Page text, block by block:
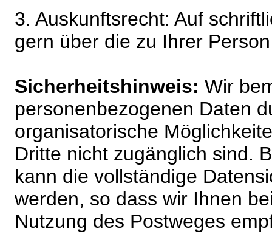
3. Auskunftsrecht: Auf
gern über die zu Ihrer
Sicherheitshinweis: Wir
personenbezogenen Daten
organisatorische
Dritte nicht zugänglich sind.
kann die vollständige
werden, so dass wir Ihnen
Nutzung des Postweges